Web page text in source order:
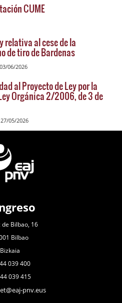
CUME
relativa al cese de la
de tiro de Bardenas
06/2026
al Proyecto de Ley por la
Orgánica 2/2006, de 3 de
27/05/2026
de Bilbao, 16
Bilbao
Bizkaia
039 400
039 415
pnv.eus